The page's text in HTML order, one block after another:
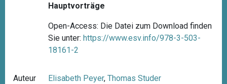
Hauptvorträge
Open-Access: Die Datei zum Download finden
Sie unter: https://www.esv.info/978-3-503-
18161-2
Auteur
Elisabeth Peyer,Thomas Studer